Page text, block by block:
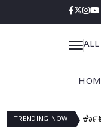
ALL
TRENDING NOW